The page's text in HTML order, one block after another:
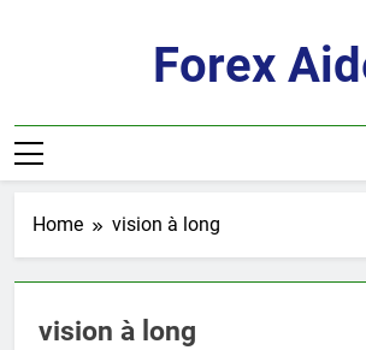
Forex
Home vision à long
vision à long